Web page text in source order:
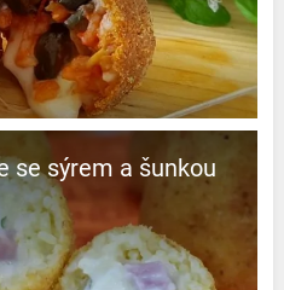
se sýrem a šunkou